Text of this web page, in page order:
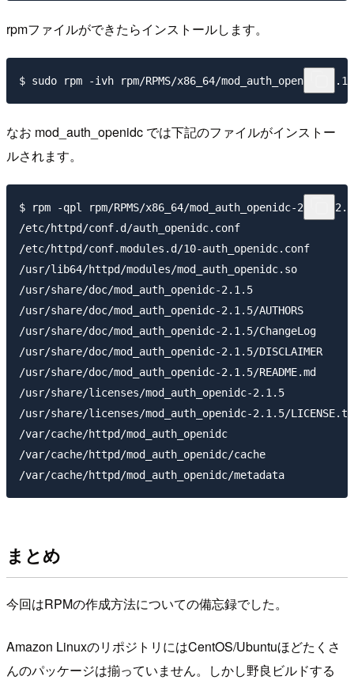
rpmファイルができたらインストールします。
なお mod_auth_openidc では下記のファイルがインストー
ルされます。
$ rpm -qpl rpm/RPMS/x86_64/mod_auth_openidc-2.1.5-
/etc/httpd/conf.d/auth_openidc.conf
/etc/httpd/conf.modules.d/10-auth_openidc.conf
/usr/lib64/httpd/modules/mod_auth_openidc.so
/usr/share/doc/mod_auth_openidc-2.1.5
/usr/share/doc/mod_auth_openidc-2.1.5/AUTHORS
/usr/share/doc/mod_auth_openidc-2.1.5/ChangeLog
/usr/share/doc/mod_auth_openidc-2.1.5/DISCLAIMER
/usr/share/doc/mod_auth_openidc-2.1.5/README.md
/usr/share/licenses/mod_auth_openidc-2.1.5
/usr/share/licenses/mod_auth_openidc-2.1.5/
/var/cache/httpd/mod_auth_openidc
/var/cache/httpd/mod_auth_openidc/cache
まとめ
今回はRPMの作成方法についての備忘録でした。
Amazon LinuxのリポジトリにはCentOS/Ubuntuほどたくさ
んのパッケージは揃っていません。しかし野良ビルドする